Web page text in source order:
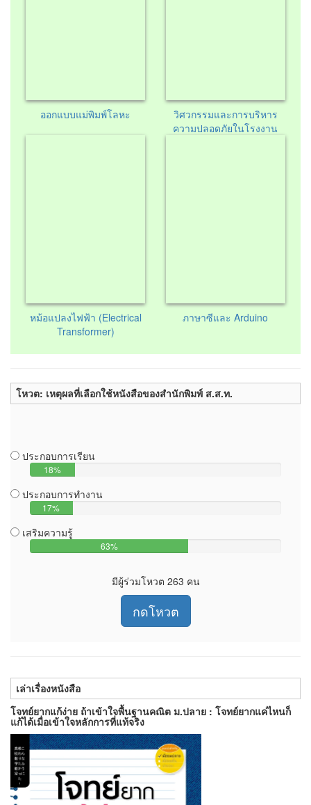
ออกแบบแม่พิมพ์โลหะ
วิศวกรรมและการบริหาร
ความปลอดภัยในโรงงาน
หม้อแปลงไฟฟ้า (Electrical
Transformer)
ภาษาซีและ Arduino
โหวต: เหตุผลที่เลือกใช้หนังสือของสำนักพิมพ์ ส.ส.ท.
ประกอบการเรียน
18%
ประกอบการทำงาน
17%
เสริมความรู้
63%
มีผู้ร่วมโหวต 263 คน
กดโหวต
เล่าเรื่องหนังสือ
โจทย์ยากแก้ง่าย ถ้าเข้าใจพื้นฐานคณิต ม.ปลาย : โจทย์ยากแค่ไหนก็
แก้ได้เมื่อเข้าใจหลักการที่แท้จริง